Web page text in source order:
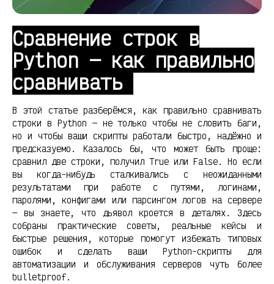
Сравнение строк в
Python — как правильно
сравнивать
В этой статье разберёмся, как правильно сравнивать
строки в Python — не только чтобы не словить баги,
но и чтобы ваши скрипты работали быстро, надёжно и
предсказуемо. Казалось бы, что может быть проще:
сравнил две строки, получил True или False. Но если
вы когда-нибудь сталкивались с неожиданными
результатами при работе с путями, логинами,
паролями, конфигами или парсингом логов на сервере
— вы знаете, что дьявол кроется в деталях. Здесь
собраны практические советы, реальные кейсы и
быстрые решения, которые помогут избежать типовых
ошибок и сделать ваши Python-скрипты для
автоматизации и обслуживания серверов чуть более
bulletproof.